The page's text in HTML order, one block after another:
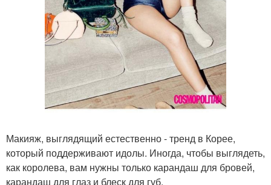
Макияж, выглядящий естественно - тренд в Корее,
который поддерживают идолы. Иногда, чтобы выглядеть,
как королева, вам нужны только карандаш для бровей,
карандаш для глаз и блеск для губ.